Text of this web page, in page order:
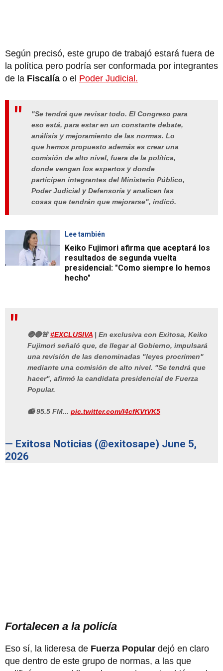
Según precisó, este grupo de trabajó estará fuera de
la política pero podría ser conformada por integrantes
de la Fiscalía o el Poder Judicial.
"Se tendrá que revisar todo. El Congreso para
eso está, para estar en un constante debate,
análisis y mejoramiento de las normas. Lo
que hemos propuesto además es crear una
comisión de alto nivel, fuera de la política,
donde vengan los expertos y donde
participen integrantes del Ministerio Público,
Poder Judicial y Defensoría y analicen las
cosas que tendrán que mejorarse", indicó.
Lee también
Keiko Fujimori afirma que aceptará los
resultados de segunda vuelta
presidencial: "Como siempre lo hemos
hecho"
🔴🔵🚨#EXCLUSIVA | En exclusiva con Exitosa, Keiko
Fujimori señaló que, de llegar al Gobierno, impulsará
una revisión de las denominadas "leyes procrimen"
mediante una comisión de alto nivel. "Se tendrá que
hacer", afirmó la candidata presidencial de Fuerza
Popular.
📻 95.5 FM... pic.twitter.com/l4cfKVtVK5
— Exitosa Noticias (@exitosape) June 5,
2026
Fortalecen a la policía
Eso sí, la lideresa de Fuerza Popular dejó en claro
que dentro de este grupo de normas, a las que